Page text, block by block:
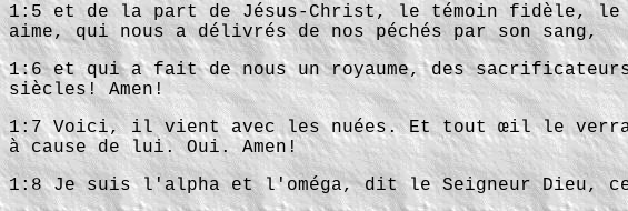
1:5 et de la part de Jésus-Christ, le témoin fidèle,
aime, qui nous a délivrés de nos péchés par son sang,
1:6 et qui a fait de nous un royaume, des
siècles! Amen!
1:7 Voici, il vient avec les nuées. Et tout œil le
à cause de lui. Oui. Amen!
1:8 Je suis l'alpha et l'oméga, dit le Seigneur